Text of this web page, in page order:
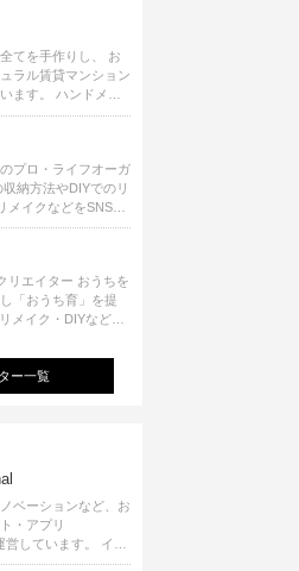
てを手作りし、 お
ラル賃貸マンション
ます。 ハンドメイ
に関する著書も出
プロ・ライフオーガ
納方法やDIYでのリ
メイクなどをSNSで
イク、インテリア
デュース 2016年９
のおうち時間を
を出版しました。
エイター おうちを
「おうち育」を提
メイク・DIYなどお
ティークな部屋つく
演・コラム執筆・
ー一覧
ベーションなど、お
・アプリ
営しています。 イン
らし、ふたり暮らし